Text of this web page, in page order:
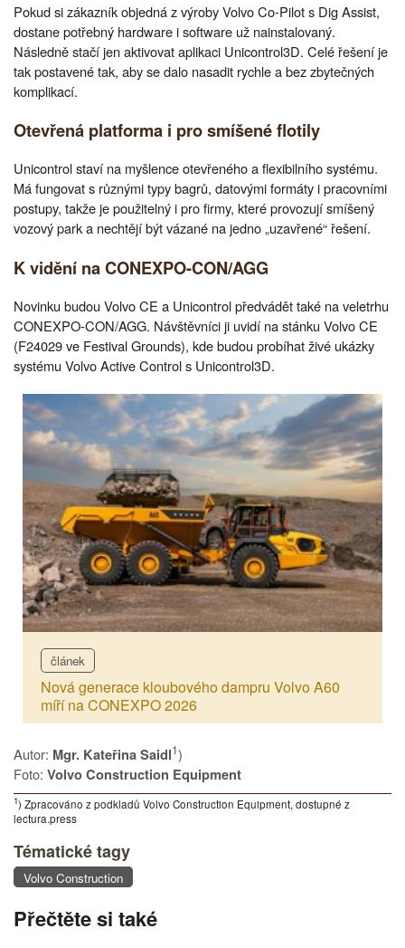
Pokud si zákazník objedná z výroby Volvo Co-Pilot s Dig Assist,
dostane potřebný hardware i software už nainstalovaný.
Následně stačí jen aktivovat aplikaci Unicontrol3D. Celé řešení je
tak postavené tak, aby se dalo nasadit rychle a bez zbytečných
komplikací.
Otevřená platforma i pro smíšené flotily
Unicontrol staví na myšlence otevřeného a flexibilního systému.
Má fungovat s různými typy bagrů, datovými formáty i pracovními
postupy, takže je použitelný i pro firmy, které provozují smíšený
vozový park a nechtějí být vázané na jedno „uzavřené“ řešení.
K vidění na CONEXPO-CON/AGG
Novinku budou Volvo CE a Unicontrol předvádět také na veletrhu
CONEXPO-CON/AGG. Návštěvníci ji uvidí na stánku Volvo CE
(F24029 ve Festival Grounds), kde budou probíhat živé ukázky
systému Volvo Active Control s Unicontrol3D.
článek
Nová generace kloubového dampru Volvo A60
míří na CONEXPO 2026
Autor: Mgr. Kateřina Saidl1)
Foto: Volvo Construction Equipment
1) Zpracováno z podkladů Volvo Construction Equipment, dostupné z
lectura.press
Tématické tagy
Volvo Construction
Přečtěte si také